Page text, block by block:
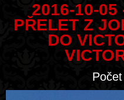
2016-10-05
PŘELET Z
DO